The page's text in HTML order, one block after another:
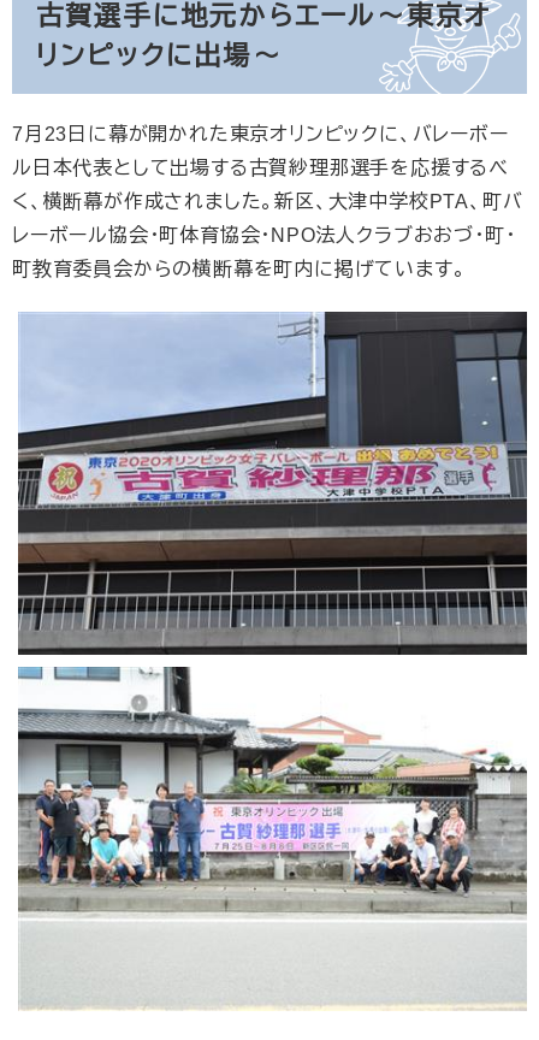
古賀選手に地元からエール ～東京オ
リンピックに出場～
7月23日に幕が開かれた東京オリンピックに、バレーボー
ル日本代表として出場する古賀紗理那選手を応援するべ
く、横断幕が作成されました。新区、大津中学校PTA、町バ
レーボール協会・町体育協会・NPO法人クラブおおづ・町・
町教育委員会からの横断幕を町内に掲げています。